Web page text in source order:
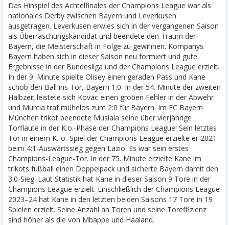
Das Hinspiel des Achtelfinales der Champions League war als
nationales Derby zwischen Bayern und Leverkusen
ausgetragen. Leverkusen erwies sich in der vergangenen Saison
als Überraschungskandidat und beendete den Traum der
Bayern, die Meisterschaft in Folge zu gewinnen. Kompanys
Bayern haben sich in dieser Saison neu formiert und gute
Ergebnisse in der Bundesliga und der Champions League erzielt.
In der 9. Minute spielte Olisey einen geraden Pass und Kane
schob den Ball ins Tor, Bayern 1:0. In der 54. Minute der zweiten
Halbzeit leistete sich Kovac einen groben Fehler in der Abwehr
und Murcia traf mühelos zum 2:0 für Bayern. Im FC Bayern
München trikot beendete Musiala seine über vierjährige
Torflaute in der K.o.-Phase der Champions League! Sein letztes
Tor in einem K.-o.-Spiel der Champions League erzielte er 2021
beim 4:1-Auswärtssieg gegen Lazio. Es war sein erstes
Champions-League-Tor. In der 75. Minute erzielte Kane im
trikots fußball einen Doppelpack und sicherte Bayern damit den
3:0-Sieg. Laut Statistik hat Kane in dieser Saison 9 Tore in der
Champions League erzielt. Einschließlich der Champions League
2023–24 hat Kane in den letzten beiden Saisons 17 Tore in 19
Spielen erzielt. Seine Anzahl an Toren und seine Toreffizienz
sind höher als die von Mbappe und Haaland.